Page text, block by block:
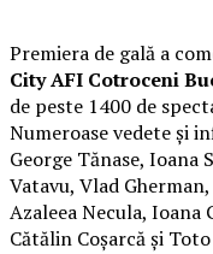
Premiera de gală a
City AFI Cotroceni
de peste 1400 de
Numeroase vedete și
George Tănase, Ioana
Vatavu, Vlad
Azaleea Necula, Ioana
Cătălin Coșarcă și